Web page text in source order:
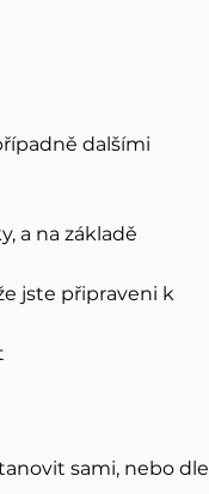
dalšími
a na základě
jste připraveni k
sami, nebo dle